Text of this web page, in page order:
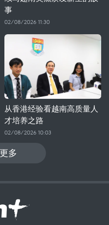
事
02/08/2026 11:30
从香港经验看越南高质量人
才培养之路
02/08/2026 10:03
多